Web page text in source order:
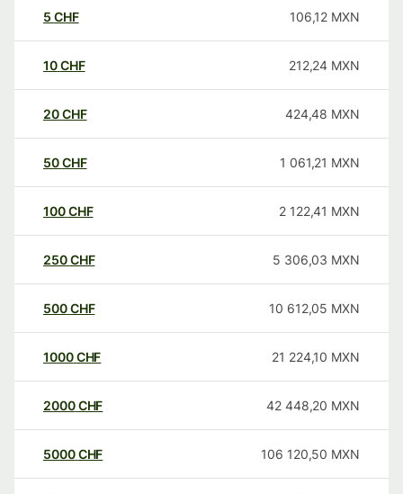
5 CHF 106,12 MXN
10CHF 212,24 MXN
20CHF 424,48 MXN
50CHF 1 061,21 MXN
100CHF 2 122,41 MXN
250CHF 5 306,03 MXN
500CHF 10 612,05 MXN
1000CHF 21 224,10 MXN
2000CHF 42 448,20 MXN
5000CHF 106 120,50 MXN